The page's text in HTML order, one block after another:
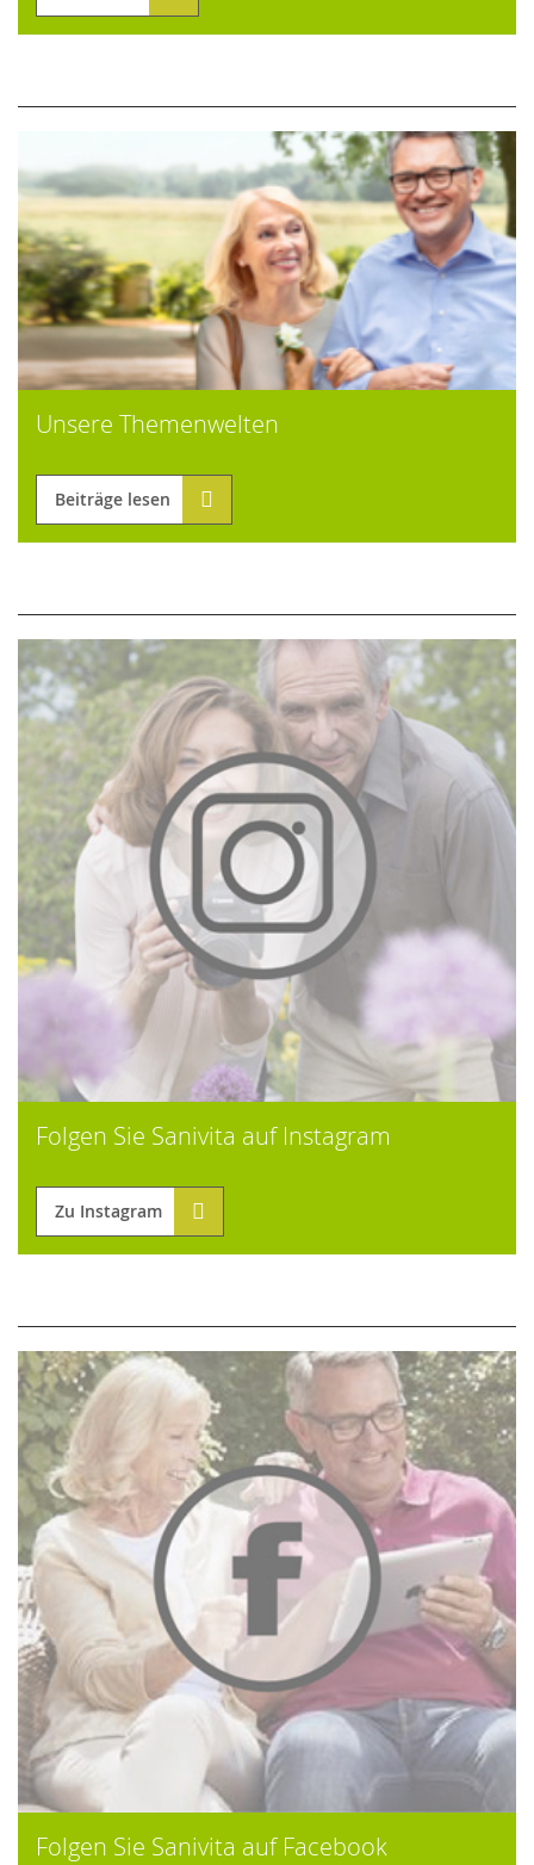
Unsere Themenwelten
Beiträge lesen
Folgen Sie Sanivita auf Instagram
Zu Instagram
Folgen Sie Sanivita auf Facebook